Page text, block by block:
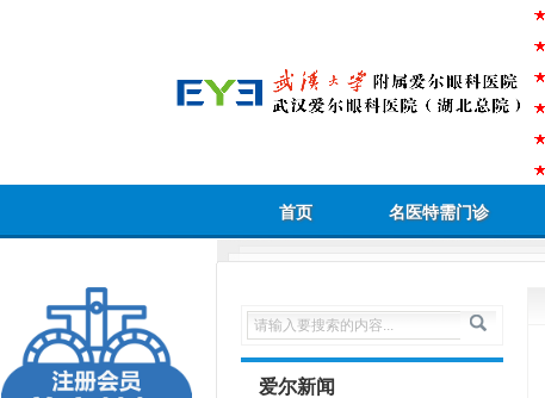
首页 名医特需门诊
爱尔新闻